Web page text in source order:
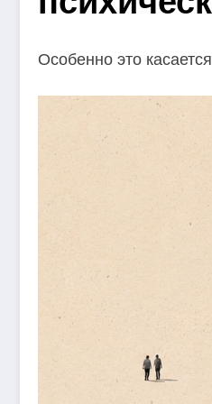
Особенно это